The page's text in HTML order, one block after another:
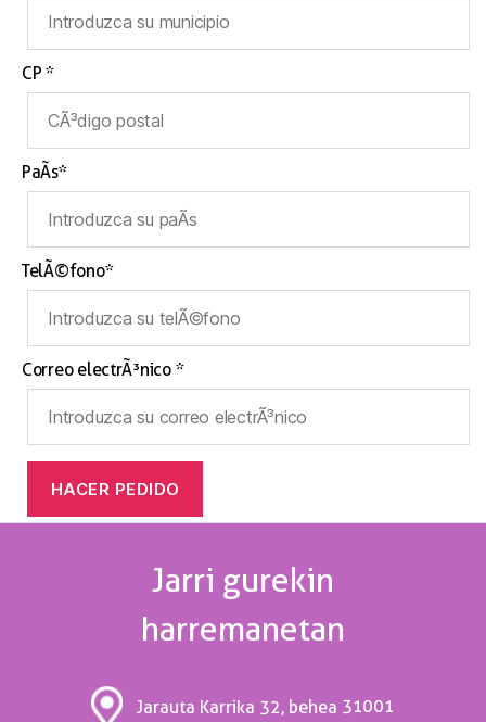
CP *
PaÃ­s*
TelÃ©fono*
Correo electrÃ³nico *
Jarri gurekin
harremanetan
Jarauta Karrika 32, behea 31001